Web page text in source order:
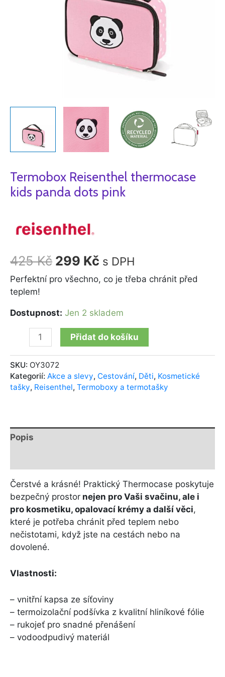
Termobox Reisenthel thermocase
kids panda dots pink
425Kč 299 Kč s DPH
Perfektní pro všechno, co je třeba chránit před
teplem!
Dostupnost: Jen 2 skladem
Přidat do košíku
SKU: OY3072
Kategorií: Akce a slevy, Cestování, Děti, Kosmetické
tašky, Reisenthel, Termoboxy a termotašky
Popis
Čerstvé a krásné! Praktický Thermocase poskytuje
bezpečný prostor nejen pro Vaši svačinu, ale i
pro kosmetiku, opalovací krémy a další věci,
které je potřeba chránit před teplem nebo
nečistotami, když jste na cestách nebo na
dovolené.
Vlastnosti:
– vnitřní kapsa ze síťoviny
– termoizolační podšívka z kvalitní hliníkové fólie
– rukojeť pro snadné přenášení
– vodoodpudivý materiál